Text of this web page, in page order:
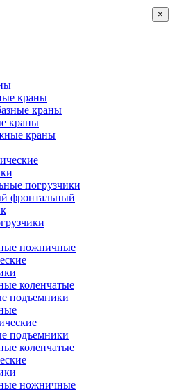
краны
краны
краны
краны
погрузчики
фронтальный
ножничные
коленчатые
подъемники
подъемники
коленчатые
ножничные
×